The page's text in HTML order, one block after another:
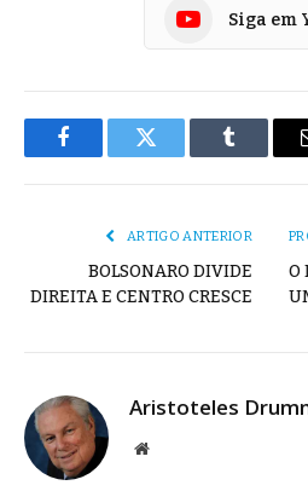
Siga em
FacebookTwitter Tumblr
ARTIGO ANTERIOR
BOLSONARO DIVIDE
DIREITA E CENTRO CRESCE
O
Aristoteles
Site